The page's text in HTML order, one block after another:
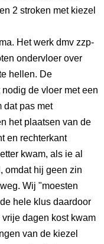
2 stroken met kiezel
Het werk dmv zzp-
ondervloer over
hellen. De
de vloer met een
dat pas met
het plaatsen van de
en rechterkant
kwam, als ie al
omdat hij geen zin
Wij "moesten
hele klus daardoor
dagen kost kwam
van de kiezel